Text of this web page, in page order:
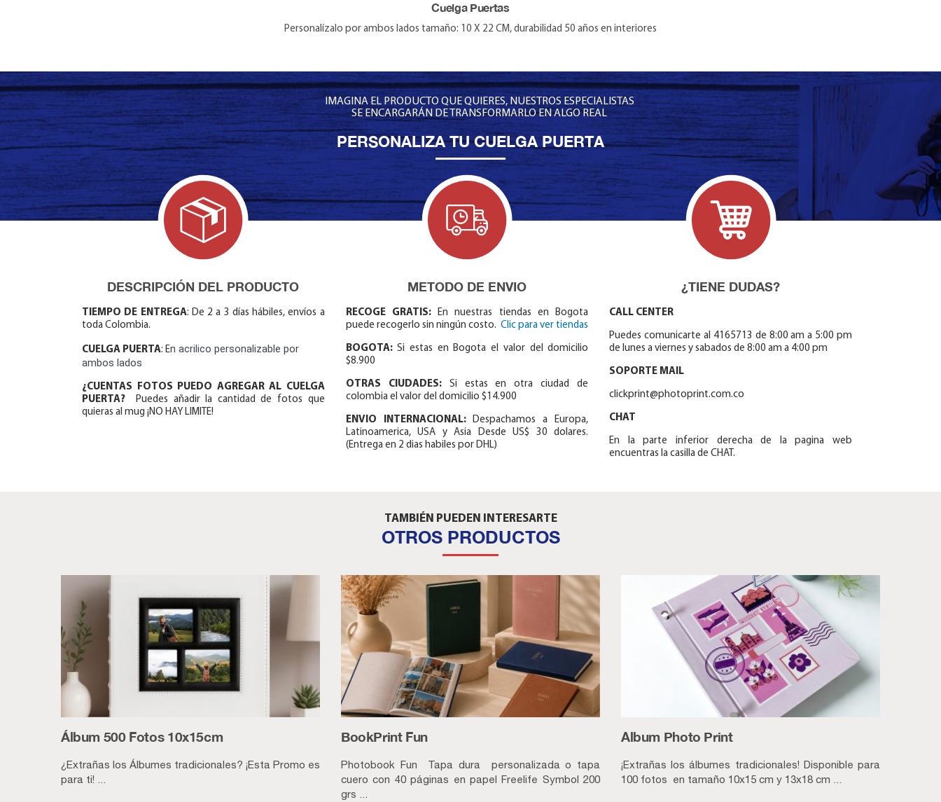
Cuelga Puertas
Personalízalo por ambos lados tamaño: 10 X 22 CM, durabilidad 50 años en interiores
IMAGINA EL PRODUCTO QUE QUIERES, NUESTROS ESPECIALISTAS
SE ENCARGARÁN DE TRANSFORMARLO EN ALGO REAL
PERSONALIZA TU CUELGA PUERTA
DESCRIPCIÓN DEL PRODUCTO
TIEMPO DE ENTREGA: De 2 a 3 días hábiles, envíos a
toda Colombia.
CUELGA PUERTA: En acrilico personalizable por
ambos lados
¿CUENTAS FOTOS PUEDO AGREGAR AL CUELGA
PUERTA? Puedes añadir la cantidad de fotos que
quieras al mug ¡NO HAY LIMITE!
METODO DE ENVIO
RECOGE GRATIS:En nuestras tiendas en Bogota
puede recogerlo sin ningún costo. Clic para ver tiendas
BOGOTA:Si estas en Bogota el valor del domicilio
$8.900
OTRAS CIUDADES: Si estas en otra ciudad de
colombia el valor del domicilio $14.900
ENVIO INTERNACIONAL:
Despachamos a Europa,
Latinoamerica, USA y Asia Desde US$ 30 dolares.
(Entrega en 2 dias habiles por DHL)
¿TIENE DUDAS?
CALL CENTER
Puedes comunicarte al 4165713 de 8:00 am a 5:00 pm
de lunes a viernes y sabados de 8:00 am a 4:00 pm
SOPORTE MAIL
clickprint@photoprint.com.co
CHAT
En la parte inferior derecha de la pagina web
encuentras la casilla de CHAT.
TAMBIÉN PUEDEN INTERESARTE
OTROS PRODUCTOS
Álbum 500 Fotos 10x15cm
¿Extrañas los Álbumes tradicionales? ¡Esta Promo es
para ti! ...
BookPrint Fun
Photobook Fun Tapa dura personalizada o tapa
cuero con 40 páginas en papel Freelife Symbol 200
grs ...
Album Photo Print
¡Extrañas los álbumes tradicionales! Disponible para
100 fotos en tamaño 10x15 cm y 13x18 cm ...